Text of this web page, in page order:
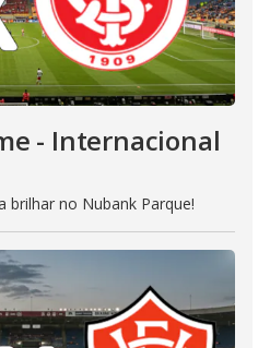
- Internacional
brilhar no Nubank Parque!